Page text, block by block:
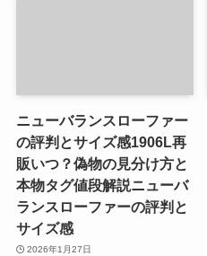
ニューバランスローファー
の評判とサイズ感1906L再
販いつ？偽物の見分け方と
本物タグ値段解説ニューバ
ランスローファーの評判と
サイズ感
2026年1月27日